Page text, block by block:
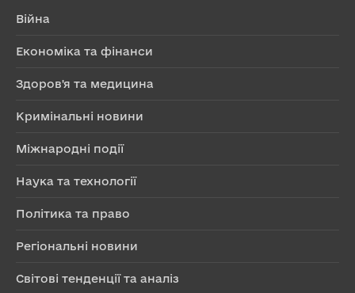
Війна
Економіка та фінанси
Здоров'я та медицина
Кримінальні новини
Міжнародні події
Наука та технології
Політика та право
Регіональні новини
Світові тенденції та аналіз